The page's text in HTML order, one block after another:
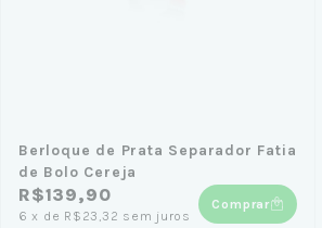
Berloque de Prata Separador Fatia
de Bolo Cereja
R$139,90
6 x de R$23,32 sem juros
Comprar